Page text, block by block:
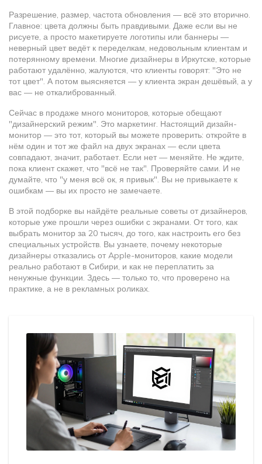
Разрешение, размер, частота обновления — всё это вторично.
Главное: цвета должны быть правдивыми. Даже если вы не
рисуете, а просто макетируете логотипы или баннеры —
неверный цвет ведёт к переделкам, недовольным клиентам и
потерянному времени. Многие дизайнеры в Иркутске, которые
работают удалённо, жалуются, что клиенты говорят: "Это не
тот цвет". А потом выясняется — у клиента экран дешёвый, а у
вас — не откалиброванный.
Сейчас в продаже много мониторов, которые обещают
"дизайнерский режим". Это маркетинг. Настоящий дизайн-
монитор — это тот, который вы можете проверить: откройте в
нём один и тот же файл на двух экранах — если цвета
совпадают, значит, работает. Если нет — меняйте. Не ждите,
пока клиент скажет, что "всё не так". Проверяйте сами. И не
думайте, что "у меня всё ок, я привык". Вы не привыкаете к
ошибкам — вы их просто не замечаете.
В этой подборке вы найдёте реальные советы от дизайнеров,
которые уже прошли через ошибки с экранами. От того, как
выбрать монитор за 20 тысяч, до того, как настроить его без
специальных устройств. Вы узнаете, почему некоторые
дизайнеры отказались от Apple-мониторов, какие модели
реально работают в Сибири, и как не переплатить за
ненужные функции. Здесь — только то, что проверено на
практике, а не в рекламных роликах.